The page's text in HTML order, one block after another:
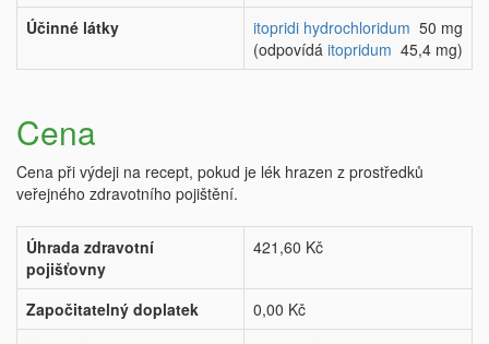
Účinné látky
itopridi hydrochloridum 50 mg
(odpovídá itopridum 45,4 mg)
Cena
Cena při výdeji na recept, pokud je lék hrazen z prostředků
veřejného zdravotního pojištění.
Úhrada zdravotní
pojišťovny
421,60 Kč
Započitatelný doplatek
0,00 Kč